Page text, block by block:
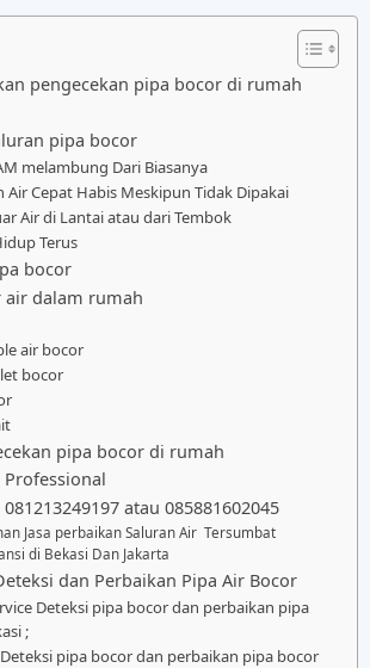
pengecekan pipa bocor di rumah
pipa bocor
melambung Dari Biasanya
Air Cepat Habis Meskipun Tidak Dipakai
Air di Lantai atau dari Tembok
Terus
bocor
dalam rumah
air bocor
bocor
pipa bocor di rumah
atau 085881602045
Jasa perbaikan Saluran Air Tersumbat
di Bekasi Dan Jakarta
dan Perbaikan Pipa Air Bocor
Deteksi pipa bocor dan perbaikan pipa
;
Deteksi pipa bocor dan perbaikan pipa bocor